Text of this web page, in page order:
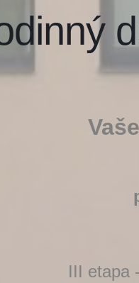
III etapa